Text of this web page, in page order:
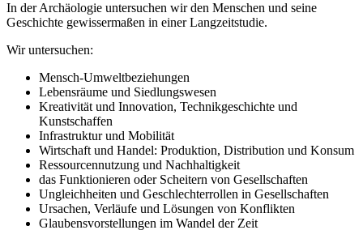
In der Archäologie untersuchen wir den Menschen und seine
Geschichte gewissermaßen in einer Langzeitstudie.
Wir untersuchen:
Mensch-Umweltbeziehungen
Lebensräume und Siedlungswesen
Kreativität und Innovation, Technikgeschichte und
Kunstschaffen
Infrastruktur und Mobilität
Wirtschaft und Handel: Produktion, Distribution und Konsum
Ressourcennutzung und Nachhaltigkeit
das Funktionieren oder Scheitern von Gesellschaften
Ungleichheiten und Geschlechterrollen in Gesellschaften
Ursachen, Verläufe und Lösungen von Konflikten
Glaubensvorstellungen im Wandel der Zeit